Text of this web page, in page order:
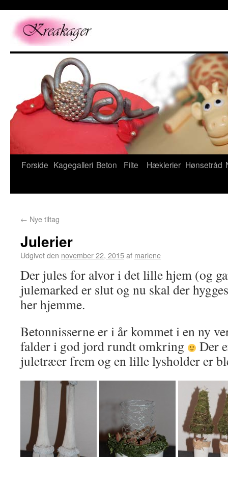
Forside Kagegalleri Beton Filte Hæklerier Hønsetråd
← Nye tiltag
Julerier
Udgivet den november 22, 2015af marlene
Der jules for alvor i det lille hjem (og
julemarked er slut og nu skal der
her hjemme.
Betonnisserne er i år kommet i en ny
falder i god jord rundt omkring
Der
juletræer frem og en lille lysholder er